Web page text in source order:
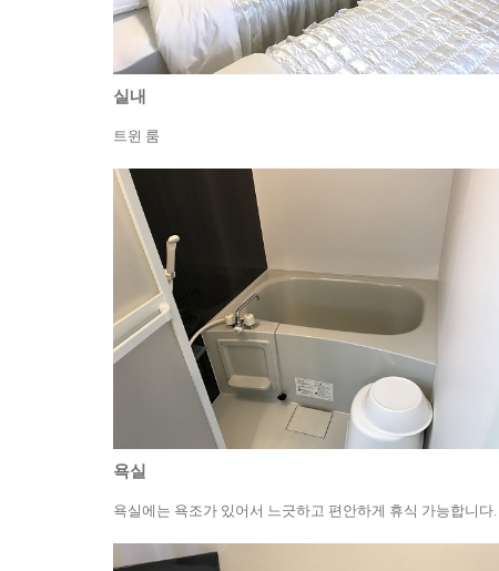
실내
트윈 룸
욕실
욕실에는 욕조가 있어서 느긋하고 편안하게 휴식 가능합니다.